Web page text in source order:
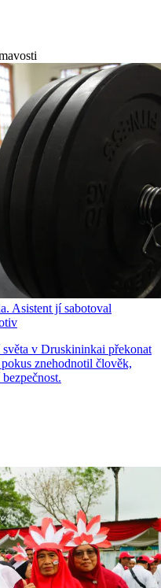
Asistent jí sabotoval
v Druskininkai překonat
znehodnotil člověk,